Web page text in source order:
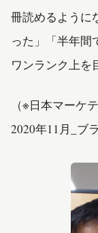
冊読めるように
った」「半年間
ワンランク上を
（※日本マーケ
2020年11月_ブ